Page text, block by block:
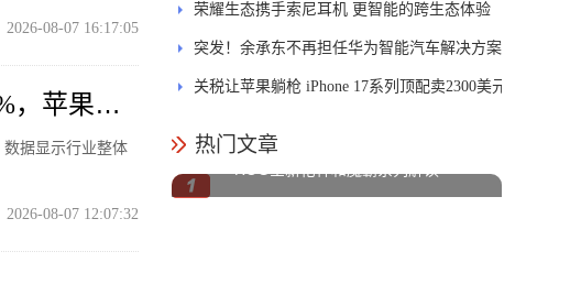
2026-08-07 16:17:05
，苹果位
数据显示行业整体
2026-08-07 12:07:32
售价15999元
荣耀生态携手索尼耳机 更智能的跨生态体验
突发！余承东不再担任华为智能汽车解决方案
BU董事长
关税让苹果躺枪 iPhone 17系列顶配卖2300美元
热门文章